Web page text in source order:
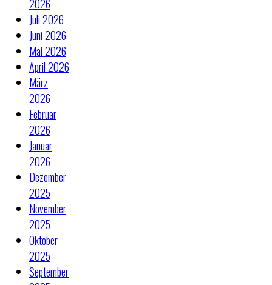
2026
Juli 2026
Juni 2026
Mai 2026
April 2026
März
2026
Februar
2026
Januar
2026
Dezember
2025
November
2025
Oktober
2025
September